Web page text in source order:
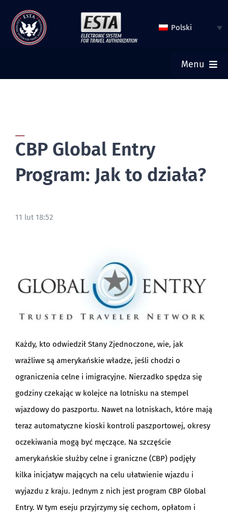
treści
Polski
Menu
SPRAWDŹ STATUS ESTA
CBP Global Entry
Program: Jak to działa?
11 lut 18:52
Każdy, kto odwiedził Stany Zjednoczone, wie, jak
wrażliwe są amerykańskie władze, jeśli chodzi o
ograniczenia celne i imigracyjne. Nierzadko spędza się
godziny czekając w kolejce na lotnisku na stempel
wjazdowy do paszportu. Nawet na lotniskach, które mają
teraz automatyczne kioski kontroli paszportowej, okresy
oczekiwania mogą być męczące. Na szczęście
amerykańskie służby celne i graniczne (CBP) podjęły
kilka inicjatyw mających na celu ułatwienie wjazdu i
wyjazdu z kraju. Jednym z nich jest program CBP Global
Entry. W tym eseju przyjrzymy się cechom, opłatom i